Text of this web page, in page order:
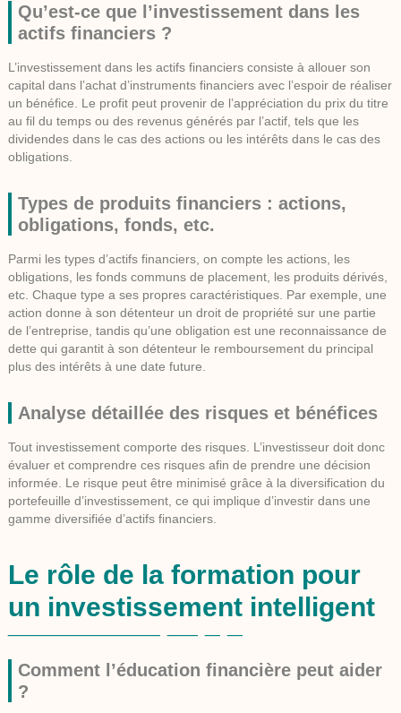
Qu’est-ce que l’investissement dans les
actifs financiers ?
L’investissement dans les actifs financiers consiste à allouer son
capital dans l’achat d’instruments financiers avec l’espoir de réaliser
un bénéfice. Le profit peut provenir de l’appréciation du prix du titre
au fil du temps ou des revenus générés par l’actif, tels que les
dividendes dans le cas des actions ou les intérêts dans le cas des
obligations.
Types de produits financiers : actions,
obligations, fonds, etc.
Parmi les types d’actifs financiers, on compte les actions, les
obligations, les fonds communs de placement, les produits dérivés,
etc. Chaque type a ses propres caractéristiques. Par exemple, une
action donne à son détenteur un droit de propriété sur une partie
de l’entreprise, tandis qu’une obligation est une reconnaissance de
dette qui garantit à son détenteur le remboursement du principal
plus des intérêts à une date future.
Analyse détaillée des risques et bénéfices
Tout investissement comporte des risques. L’investisseur doit donc
évaluer et comprendre ces risques afin de prendre une décision
informée. Le risque peut être minimisé grâce à la diversification du
portefeuille d’investissement, ce qui implique d’investir dans une
gamme diversifiée d’actifs financiers.
Le rôle de la formation pour
un investissement intelligent
Comment l’éducation financière peut aider
?